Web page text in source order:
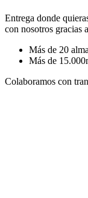
Entrega donde
con nosotros gracias
Más de 20
Más de
Colaboramos con